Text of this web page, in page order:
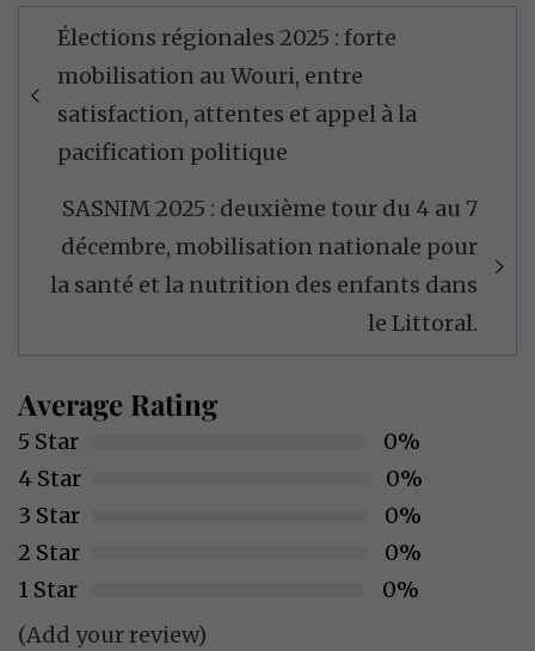
Navigation
l’article
Élections régionales 2025 : forte
mobilisation au Wouri, entre
satisfaction, attentes et appel à la
pacification politique
SASNIM 2025 : deuxième tour du 4 au 7
décembre, mobilisation nationale pour
la santé et la nutrition des enfants dans
le Littoral.
Average Rating
5 Star
0%
4 Star
0%
3 Star
0%
2 Star
0%
1 Star
0%
(Add your review)